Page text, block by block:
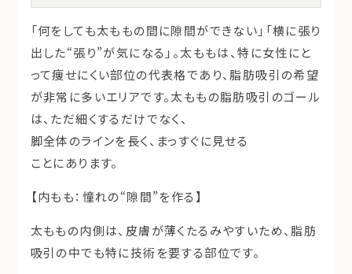
「何をしても太ももの間に隙間ができない」「横に張り
出した“張り”が気になる」。太ももは、特に女性にと
って痩せにくい部位の代表格であり、脂肪吸引の希望
が非常に多いエリアです。太ももの脂肪吸引のゴール
は、ただ細くするだけでなく、
脚全体のラインを長く、まっすぐに見せる
ことにあります。
【内もも：憧れの“隙間”を作る】
太ももの内側は、皮膚が薄くたるみやすいため、脂肪
吸引の中でも特に技術を要する部位です。